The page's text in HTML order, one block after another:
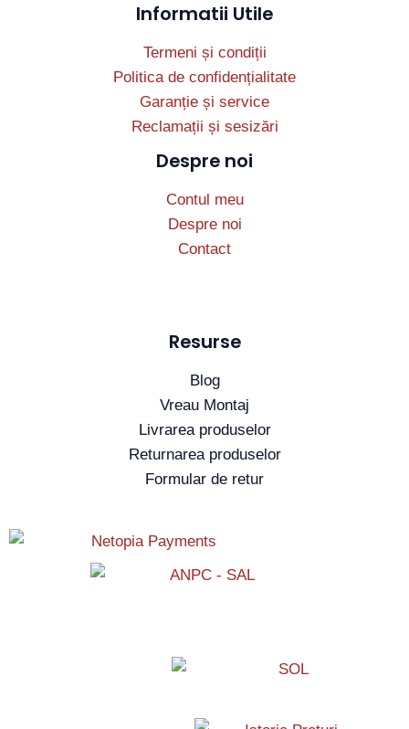
Informatii Utile
Termeni și condiții
Politica de confidențialitate
Garanție și service
Reclamații și sesizări
Despre noi
Contul meu
Despre noi
Contact
Resurse
Blog
Vreau Montaj
Livrarea produselor
Returnarea produselor
Formular de retur